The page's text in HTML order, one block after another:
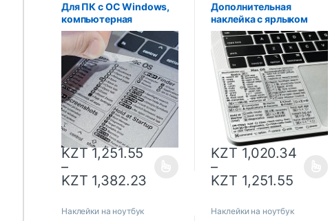
Для ПК с ОС Windows,
компьютерная
наклейка с ярлыками на
клавиатуру, клейкая
прозрачная наклейка
для Macbook OS,
ноутбука, рабочего
стола, ярлыки
KZT1,251.55
–
KZT 1,382.23
Дополнительная
наклейка с ярлыком
клавиатуры, клейкая
наклейка для ПК,
ноутбука, настольного
компьютера, наклейка с
ярлыками для Apple
Mac Chromebook, окна
Photoshop
KZT 1,020.34
–
KZT 1,251.55
Наклейки на ноутбук Наклейки на ноутбук